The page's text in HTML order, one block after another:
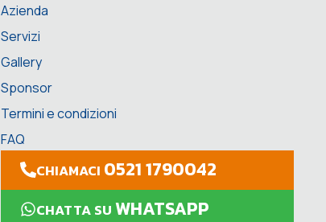
Azienda
Servizi
Gallery
Sponsor
Termini e condizioni
FAQ
CHIAMACI 0521 1790042
CHATTA SUWHATSAPP